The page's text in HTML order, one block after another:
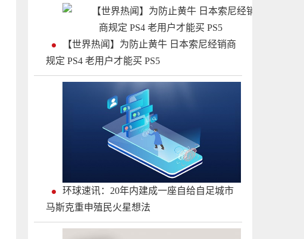
【世界热闻】为防止黄牛 日本索尼经销商
规定 PS4 老用户才能买 PS5
环球速讯：20年内建成一座自给自足城市
马斯克重申殖民火星想法